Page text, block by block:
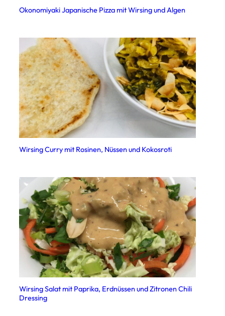
Okonomiyaki Japanische Pizza mit Wirsing und Algen
Wirsing Curry mit Rosinen, Nüssen und Kokosroti
Wirsing Salat mit Paprika, Erdnüssen und Zitronen Chili
Dressing